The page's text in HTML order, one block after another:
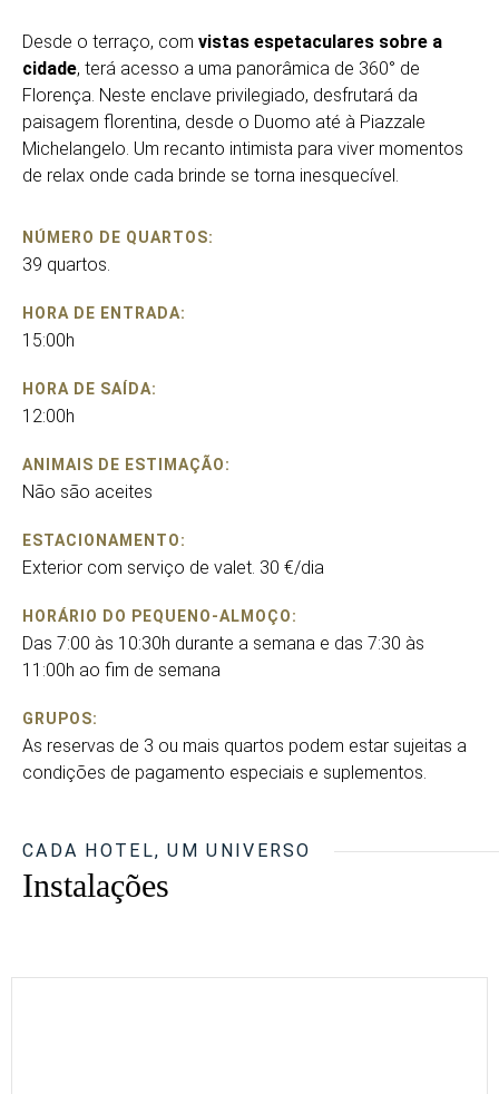
Desde o terraço, com vistas espetaculares sobre a
cidade, terá acesso a uma panorâmica de 360° de
Florença. Neste enclave privilegiado, desfrutará da
paisagem florentina, desde o Duomo até à Piazzale
Michelangelo. Um recanto intimista para viver momentos
de relax onde cada brinde se torna inesquecível.
NÚMERO DE QUARTOS:
39 quartos.
HORA DE ENTRADA:
15:00h
HORA DE SAÍDA:
12:00h
ANIMAIS DE ESTIMAÇÃO:
Não são aceites
ESTACIONAMENTO:
Exterior com serviço de valet. 30 €/dia
HORÁRIO DO PEQUENO-ALMOÇO:
Das 7:00 às 10:30h durante a semana e das 7:30 às
11:00h ao fim de semana
GRUPOS:
As reservas de 3 ou mais quartos podem estar sujeitas a
condições de pagamento especiais e suplementos.
CADA HOTEL, UM UNIVERSO
Instalações